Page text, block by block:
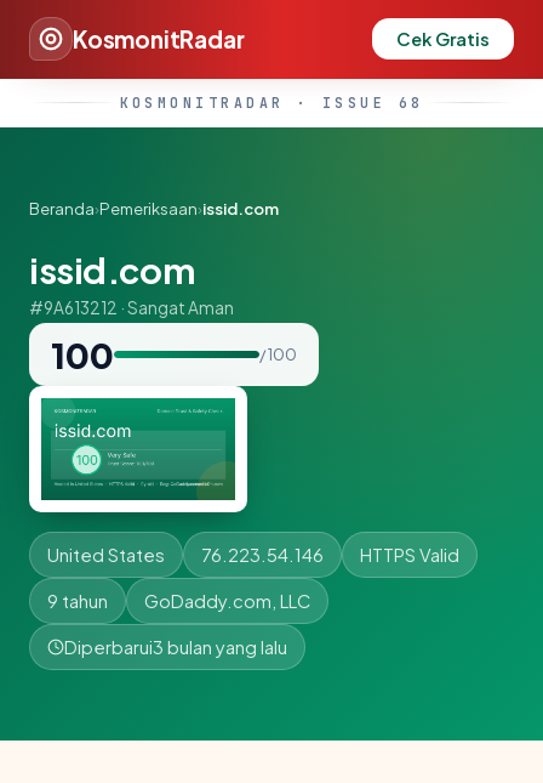
KosmonitRadar Cek Gratis
KOSMONITRADAR · ISSUE 68
Beranda›Pemeriksaan›issid.com
issid.com
#9A613212 · Sangat Aman
100 / 100
United States 76.223.54.146 HTTPS Valid
9 tahun GoDaddy.com, LLC
Diperbarui3 bulan yang lalu